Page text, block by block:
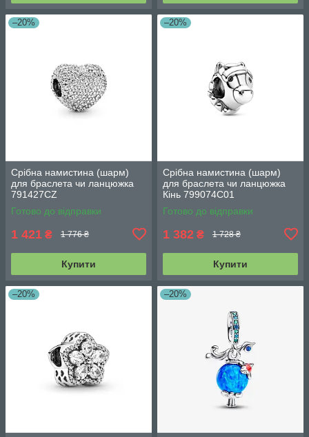
–20%
Срібна намистина (шарм)
для браслета чи ланцюжка
791427CZ
Готово до відправки
1 421 ₴ 1 776 ₴
Купити
–20%
Срібна намистина (шарм)
для браслета чи ланцюжка
Кінь 799074C01
Готово до відправки
1 382 ₴ 1 728 ₴
Купити
–20% –20%